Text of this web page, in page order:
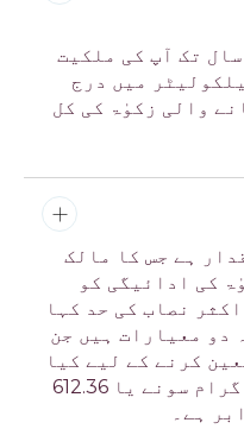
تک آپ کی ملکیت
میں درج
والی زکوٰۃ کی کل
ہے جس کا مالک
کی ادائیگی کو
نصاب کی حد کہا
دو معیارات ہیں جن
کرنے کے لیے کیا
جاتا ہے۔ لہٰذا، نصاب 87.48 گرام سونے یا 612.36
ہے۔